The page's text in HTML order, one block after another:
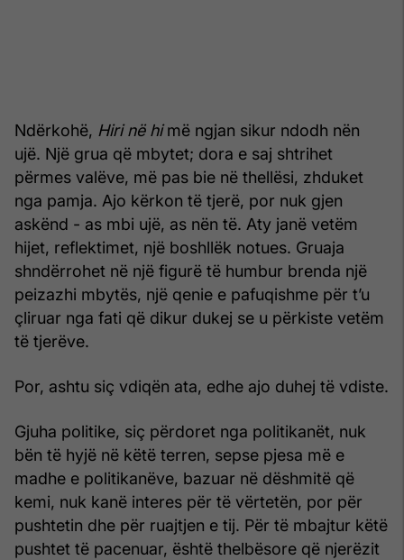
Ndërkohë, Hiri në himë ngjan sikur ndodh nën
ujë. Një grua që mbytet; dora e saj shtrihet
përmes valëve, më pas bie në thellësi, zhduket
nga pamja. Ajo kërkon të tjerë, por nuk gjen
askënd - as mbi ujë, as nën të. Aty janë vetëm
hijet, reflektimet, një boshllëk notues. Gruaja
shndërrohet në një figurë të hum­bur brenda një
peizazhi mbytës, një qenie e pafuqishme për t’u
çliruar nga fati që dikur dukej se u përkiste vetëm
të tjerëve.
Por, ashtu siç vdiqën ata, edhe ajo duhej të vdiste.
Gjuha politike, siç përdoret nga politikanët, nuk
bën të hyjë në këtë terren, sepse pjesa më e
madhe e politikanëve, bazuar në dëshmitë që
kemi, nuk kanë interes për të vërtetën, por për
pushtetin dhe për ruajtjen e tij. Për të mbajtur këtë
pushtet të pacenuar, është thelbësore që njerëzit